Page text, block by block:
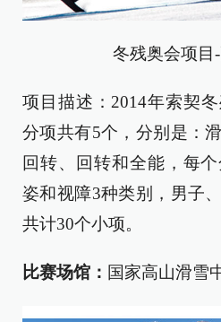
冬残奥会项目
项目描述：2014年索契
分项共有5个，分别是：
回转、回转和全能，每
姿和视障3种类别，男子
共计30个小项。
比赛场馆： 国家高山滑雪